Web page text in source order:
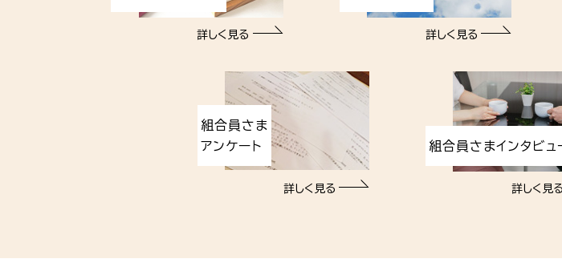
詳しく見る 詳しく見る
組合員さま
アンケート
詳しく見る
組合員さまインタビュ
詳しく見る